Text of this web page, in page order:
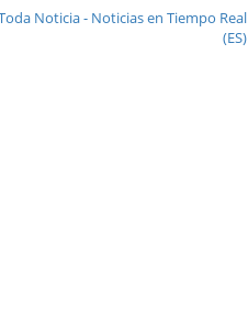
Noticia - Noticias en Tiempo Real
(ES)